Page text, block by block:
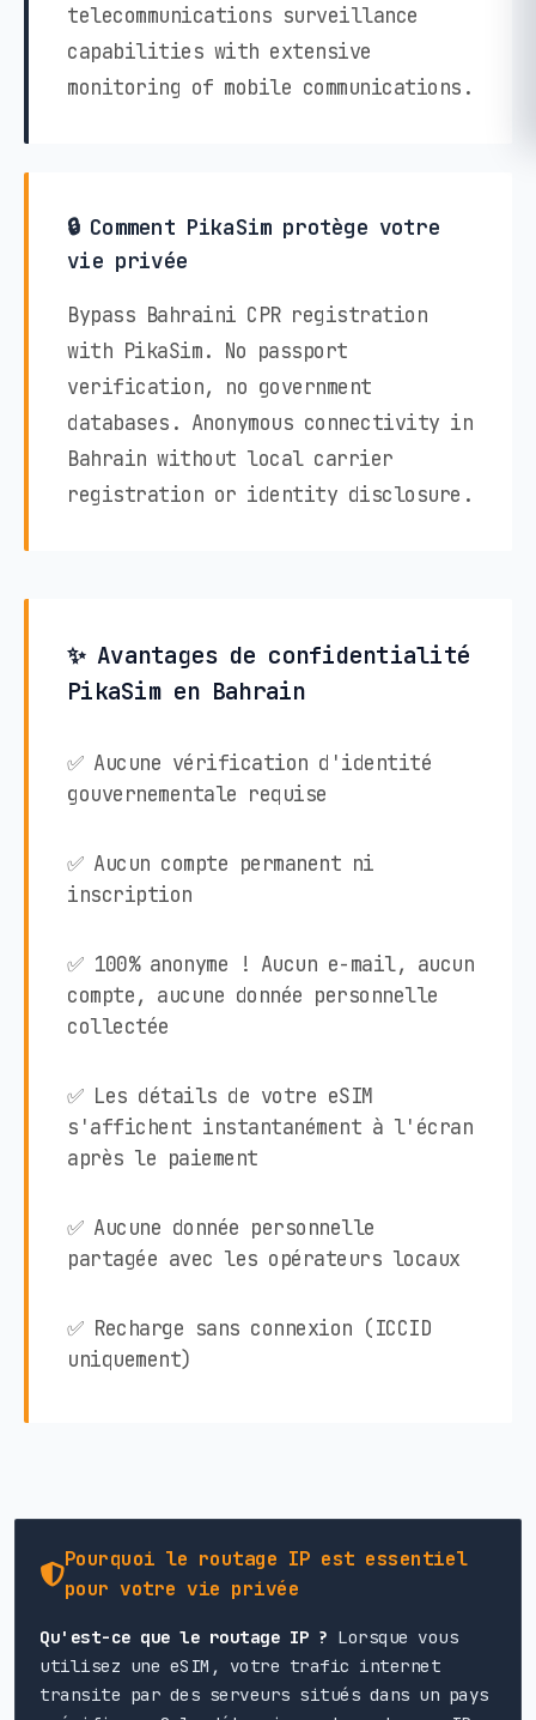
telecommunications surveillance
capabilities with extensive
monitoring of mobile communications.
🔒 Comment PikaSim protège votre
vie privée
Bypass Bahraini CPR registration
with PikaSim. No passport
verification, no government
databases. Anonymous connectivity in
Bahrain without local carrier
registration or identity disclosure.
✨ Avantages de confidentialité
PikaSim en Bahrain
✅ Aucune vérification d'identité
gouvernementale requise
✅ Aucun compte permanent ni
inscription
✅ 100% anonyme ! Aucun e-mail, aucun
compte, aucune donnée personnelle
collectée
✅ Les détails de votre eSIM
s'affichent instantanément à l'écran
après le paiement
✅ Aucune donnée personnelle
partagée avec les opérateurs locaux
✅ Recharge sans connexion (ICCID
uniquement)
Pourquoi le routage IP est essentiel
pour votre vie privée
Qu'est-ce que le routage IP ? Lorsque vous
utilisez une eSIM, votre trafic internet
transite par des serveurs situés dans un pays